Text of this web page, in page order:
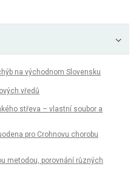
na východnom Slovensku
vředů
střeva – vlastní soubor a
pro Crohnovu chorobu
metodou, porovnání různých